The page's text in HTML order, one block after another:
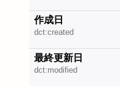
作成日
dct:created
最終更新日
dct:modified